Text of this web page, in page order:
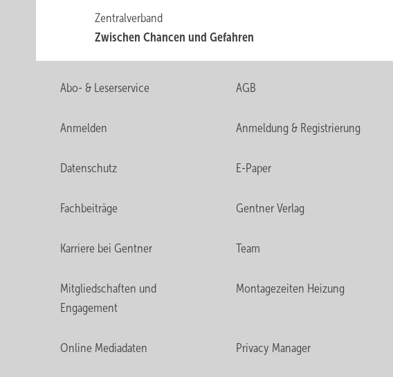
Zentralverband
Zwischen Chancen und Gefahren
Abo- & Leserservice AGB
Anmelden Anmeldung & Registrierung
Datenschutz E-Paper
Fachbeiträge Gentner Verlag
Karriere bei Gentner Team
Mitgliedschaften und
Engagement
Montagezeiten Heizung
Online Mediadaten Privacy Manager